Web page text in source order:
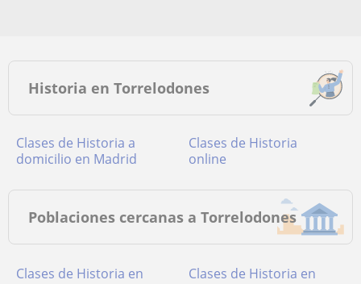
Historia en Torrelodones
Clases de Historia a
domicilio en Madrid
Clases de Historia
online
Poblaciones cercanas a Torrelodones
Clases de Historia en
Clases de Historia en